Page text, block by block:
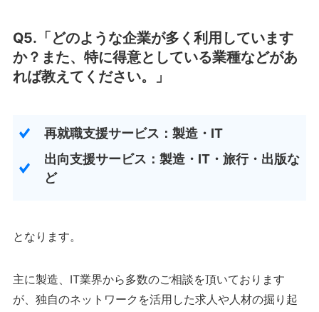
Q5.「どのような企業が多く利用しています
か？また、特に得意としている業種などがあ
れば教えてください。」
再就職支援サービス：製造・IT
出向支援サービス：製造・IT・旅行・出版な
ど
となります。
主に製造、IT業界から多数のご相談を頂いております
が、独自のネットワークを活用した求人や人材の掘り起